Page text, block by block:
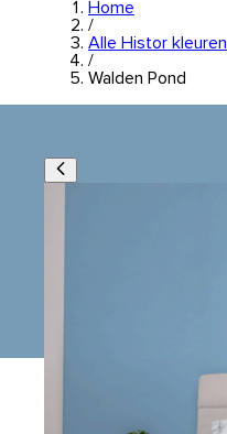
Home
/
Alle Histor kleuren
/
Walden Pond